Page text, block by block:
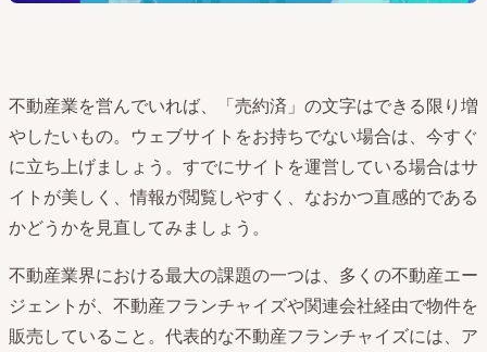
不動産業を営んでいれば、「売約済」の文字はできる限り増
やしたいもの。ウェブサイトをお持ちでない場合は、今すぐ
に立ち上げましょう。すでにサイトを運営している場合はサ
イトが美しく、情報が閲覧しやすく、なおかつ直感的である
かどうかを見直してみましょう。
不動産業界における最大の課題の一つは、多くの不動産エー
ジェントが、不動産フランチャイズや関連会社経由で物件を
販売していること。代表的な不動産フランチャイズには、ア